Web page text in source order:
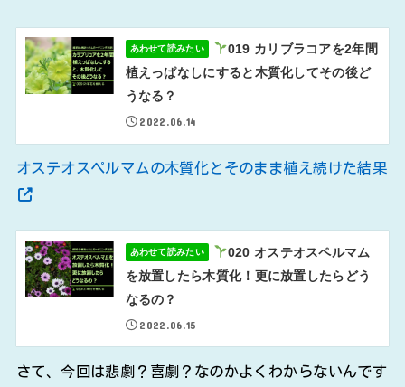
あわせて読みたい
019 カリブラコアを2年間
植えっぱなしにすると木質化してその後ど
うなる？
2022.06.14
オステオスペルマムの木質化とそのまま植え続けた結果
あわせて読みたい
020 オステオスペルマム
を放置したら木質化！更に放置したらどう
なるの？
2022.06.15
さて、今回は悲劇？喜劇？なのかよくわからないんです